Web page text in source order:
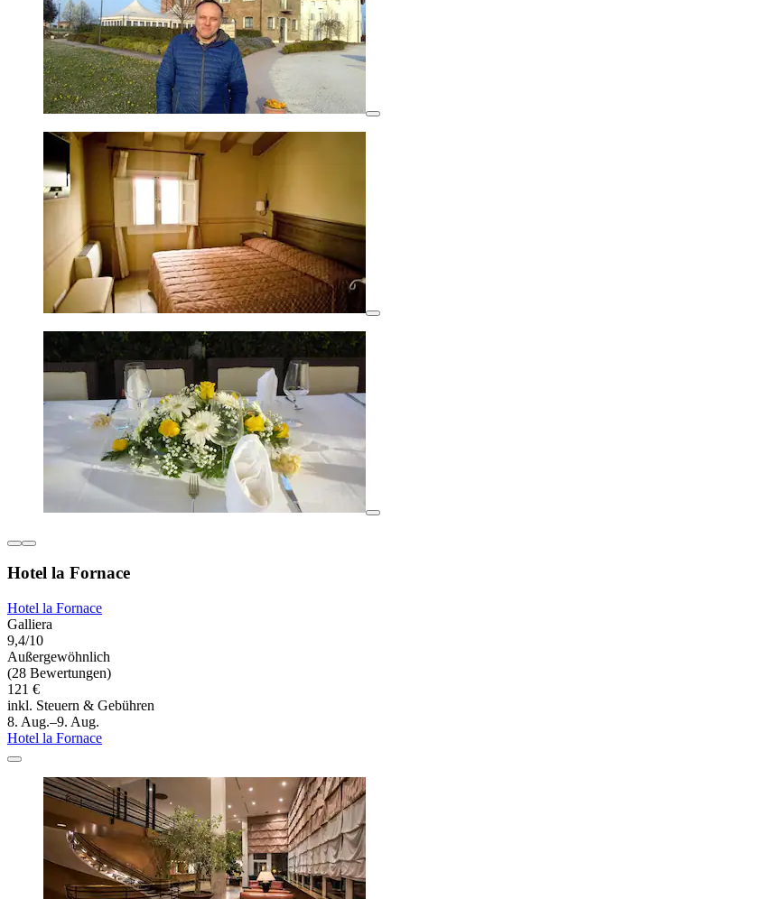
Hotel la Fornace
Hotel la Fornace
Galliera
9,4/10
Außergewöhnlich
(28 Bewertungen)
121 €
inkl. Steuern & Gebühren
8. Aug.–9. Aug.
Hotel la Fornace